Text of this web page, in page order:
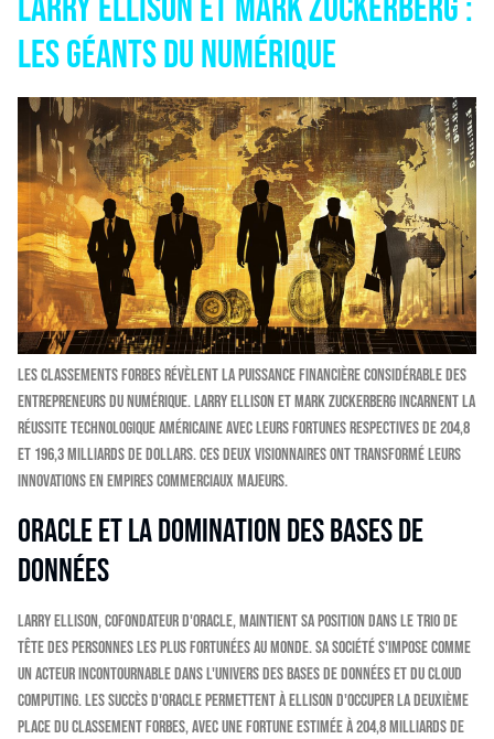
Larry Ellison et Mark Zuckerberg :
les géants du numérique
Les classements Forbes révèlent la puissance financière considérable des
entrepreneurs du numérique. Larry Ellison et Mark Zuckerberg incarnent la
réussite technologique américaine avec leurs fortunes respectives de 204,8
et 196,3 milliards de dollars. Ces deux visionnaires ont transformé leurs
innovations en empires commerciaux majeurs.
Oracle et la domination des bases de
données
Larry Ellison, cofondateur d'Oracle, maintient sa position dans le trio de
tête des personnes les plus fortunées au monde. Sa société s'impose comme
un acteur incontournable dans l'univers des bases de données et du cloud
computing. Les succès d'Oracle permettent à Ellison d'occuper la deuxième
place du classement Forbes, avec une fortune estimée à 204,8 milliards de